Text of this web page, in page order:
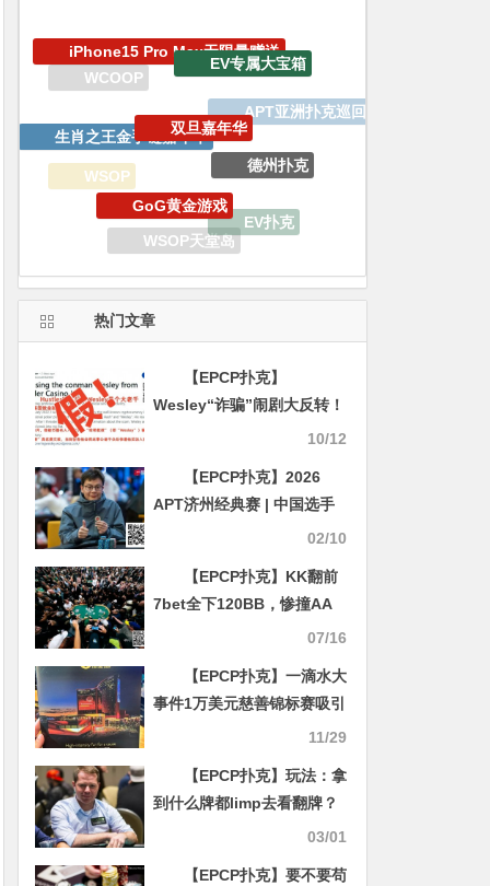
百W赏金猎人大奖赛
WSOP线上金手链
WSOP
生肖之王金手链嘉年华
双旦嘉年华
德州扑克
EV扑克
WSOP天堂岛
GoG黄金游戏
热门文章
【EPCP扑克】
Wesley“诈骗”闹剧大反转！
德扑圈惊现吴签案中间人！
10/12
【EPCP扑克】2026
APT济州经典赛 | 中国选手
Haiyang Yang领跑主赛47
02/10
【EPCP扑克】KK翻前
7bet全下120BB，惨撞AA
07/16
【EPCP扑克】一滴水大
事件1万美元慈善锦标赛吸引
11/29
【EPCP扑克】玩法：拿
到什么牌都limp去看翻牌？
03/01
【EPCP扑克】要不要苟